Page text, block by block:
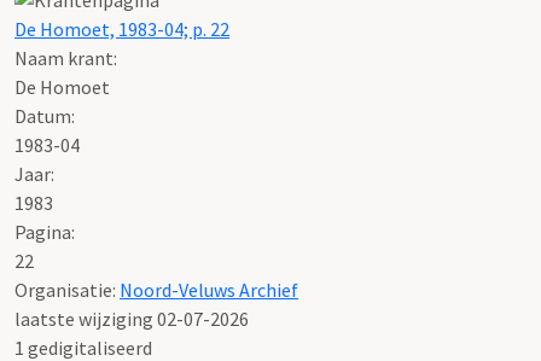
De Homoet, 1983-04; p. 22
Naam krant:
De Homoet
Datum:
1983-04
Jaar:
1983
Pagina:
22
Organisatie: Noord-Veluws Archief
laatste wijziging 02-07-2026
1 gedigitaliseerd